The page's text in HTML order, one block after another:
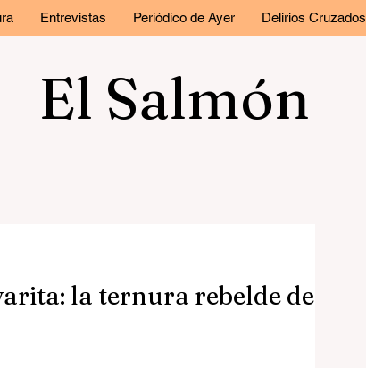
Entrevistas Periódico de Ayer Delirios Cruzados
El Salmón
la ternura rebelde de